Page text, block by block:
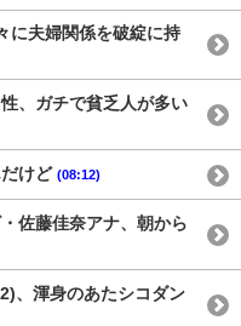
に夫婦関係を破綻に持
、ガチで貧乏人が多い
けど (08:12)
佐藤佳奈アナ、朝から
、渾身のあたシコダン